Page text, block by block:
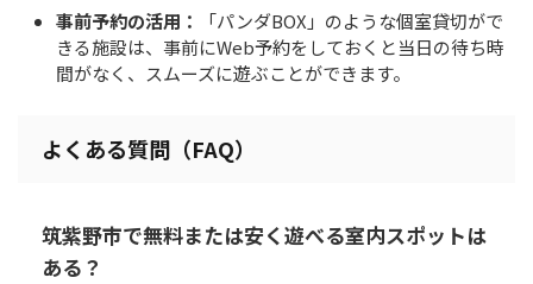
事前予約の活用：
「パンダBOX」のような個室貸切がで
きる施設は、事前にWeb予約をしておくと当日の待ち時
間がなく、スムーズに遊ぶことができます。
よくある質問（FAQ）
筑紫野市で無料または安く遊べる室内スポットは
ある？